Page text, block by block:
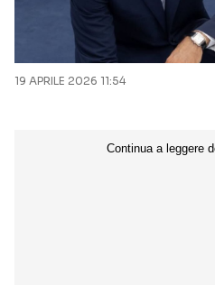
19 APRILE 2026 11:54